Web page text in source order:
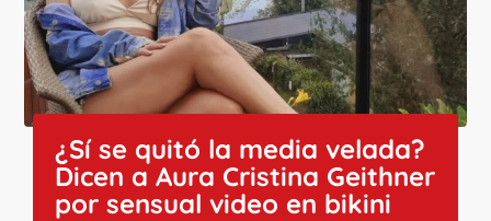
¿Sí se quitó la media velada?
Dicen a Aura Cristina Geithner
por sensual video en bikini